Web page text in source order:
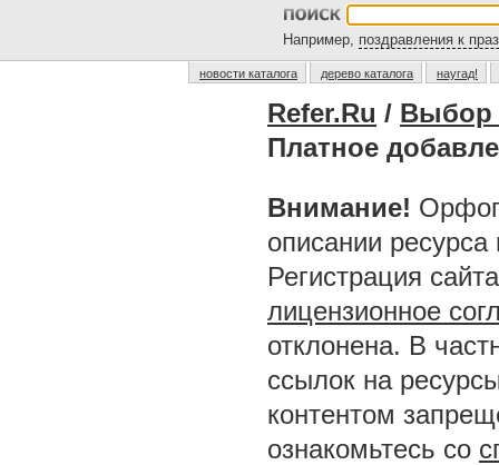
Например, поздравления к
новости каталога дерево каталога наугад!
Refer.Ru / Выбор
Платное
Внимание!
описании
Регистрация
лицензионное
отклонена. В
ссылок на
контентом
ознакомьтесь со